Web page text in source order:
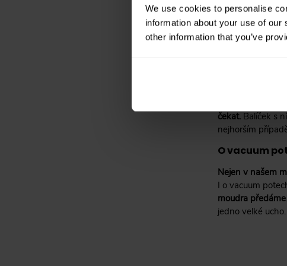
We use cookies to personalise
information about your use of
other information that you’ve
U vás dřív,
Dobrá, to
čekat. Balíček s
nejhorším
O vacuum
Nejen v našem
I o vacuum
moudra předáme
jedno velké ucho.